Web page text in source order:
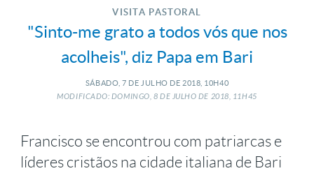
VISITA PASTORAL
"Sinto-me grato a todos vós que nos
acolheis", diz Papa em Bari
SÁBADO, 7 DE JULHO DE 2018, 10H40
MODIFICADO: DOMINGO, 8 DE JULHO DE 2018, 11H45
Francisco se encontrou com patriarcas e
líderes cristãos na cidade italiana de Bari